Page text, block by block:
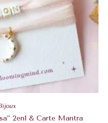
2en1 & Carte Mantra